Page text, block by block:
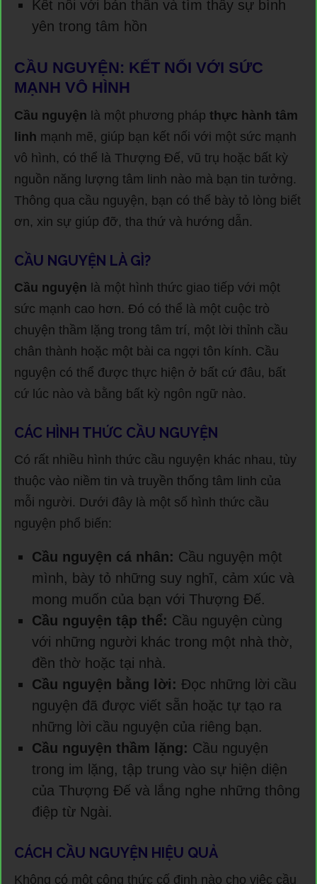
Kết nối với bản thân và tìm thấy sự bình
yên trong tâm hồn
CẦU NGUYỆN: KẾT NỐI VỚI SỨC
MẠNH VÔ HÌNH
Cầu nguyện là một phương pháp thực hành tâm
linh mạnh mẽ, giúp bạn kết nối với một sức mạnh
vô hình, có thể là Thượng Đế, vũ trụ hoặc bất kỳ
nguồn năng lượng tâm linh nào mà bạn tin tưởng.
Thông qua cầu nguyện, bạn có thể bày tỏ lòng biết
ơn, xin sự giúp đỡ, tha thứ và hướng dẫn.
CẦU NGUYỆN LÀ GÌ?
Cầu nguyện là một hình thức giao tiếp với một
sức mạnh cao hơn. Đó có thể là một cuộc trò
chuyện thầm lặng trong tâm trí, một lời thỉnh cầu
chân thành hoặc một bài ca ngợi tôn kính. Cầu
nguyện có thể được thực hiện ở bất cứ đâu, bất
cứ lúc nào và bằng bất kỳ ngôn ngữ nào.
CÁC HÌNH THỨC CẦU NGUYỆN
Có rất nhiều hình thức cầu nguyện khác nhau, tùy
thuộc vào niềm tin và truyền thống tâm linh của
mỗi người. Dưới đây là một số hình thức cầu
nguyện phổ biến:
Cầu nguyện cá nhân: Cầu nguyện một
mình, bày tỏ những suy nghĩ, cảm xúc và
mong muốn của bạn với Thượng Đế.
Cầu nguyện tập thể: Cầu nguyện cùng
với những người khác trong một nhà thờ,
đền thờ hoặc tại nhà.
Cầu nguyện bằng lời: Đọc những lời cầu
nguyện đã được viết sẵn hoặc tự tạo ra
những lời cầu nguyện của riêng bạn.
Cầu nguyện thầm lặng: Cầu nguyện
trong im lặng, tập trung vào sự hiện diện
của Thượng Đế và lắng nghe những thông
điệp từ Ngài.
CÁCH CẦU NGUYỆN HIỆU QUẢ
Không có một công thức cố định nào cho việc cầu